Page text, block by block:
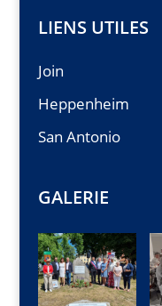
LIENS UTILES
Join
Heppenheim
San Antonio
GALERIE